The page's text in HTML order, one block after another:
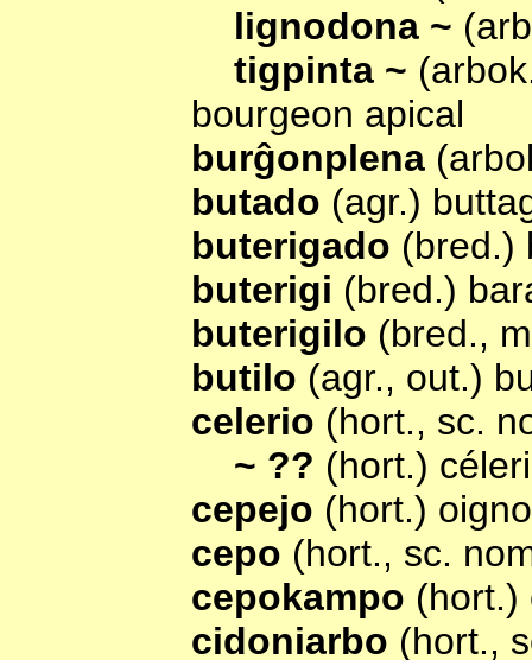
lignodona ~
tigpinta ~
bourgeon apical
burĝonplena
butado (agr.)
buterigado (bred.)
buterigi (bred.)
buterigilo (bred.,
butilo (agr., out.)
celerio (hort., sc.
~ ?? (hort.)
cepejo (hort.)
cepo (hort., sc.
cepokampo (hort.)
cidoniarbo (hort.,